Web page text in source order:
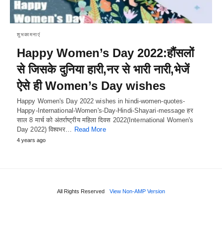
शुभकामनाएं
Happy Women’s Day 2022:हौंसलों
से जिसके दुनिया हारी,नर से भारी नारी,भेजें
ऐसे ही Women’s Day wishes
Happy Women's Day 2022 wishes in hindi-women-quotes-
Happy-International-Women's-Day-Hindi-Shayari-message हर
साल 8 मार्च को अंतर्राष्ट्रीय महिला दिवस 2022(International Women's
Day 2022) विश्वभर… Read More
4 years ago
All Rights Reserved View Non-AMP Version